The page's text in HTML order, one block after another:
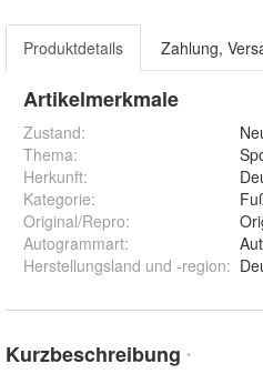
Produktdetails Zahlung,
Artikelmerkmale
Zustand:
Thema:
Herkunft:
Kategorie:
Original/Repro:
Autogrammart:
Herstellungsland und -region:
Kurzbeschreibung *